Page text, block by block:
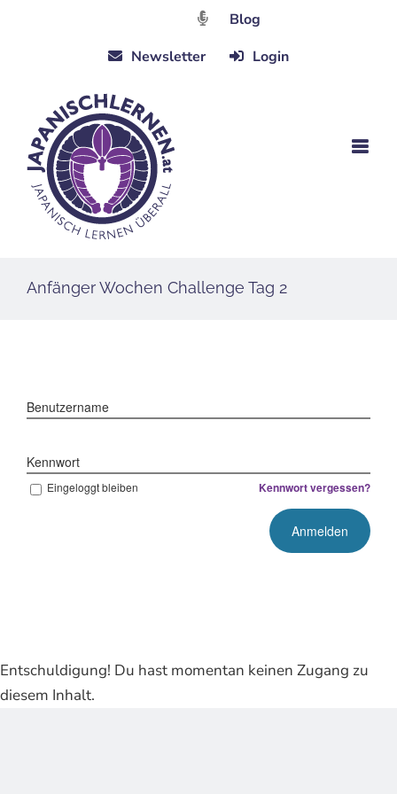
Blog
Newsletter
Login
Anfänger Wochen Challenge Tag 2
Benutzername
Kennwort
Eingeloggt bleiben Kennwort vergessen?
Entschuldigung! Du hast momentan keinen Zugang zu
diesem Inhalt.